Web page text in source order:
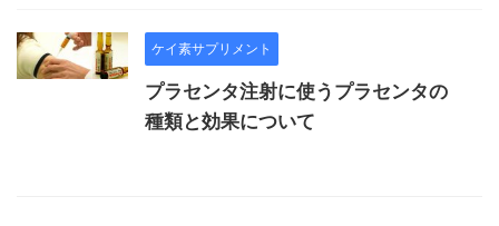
ケイ素サプリメント
プラセンタ注射に使うプラセンタの
種類と効果について